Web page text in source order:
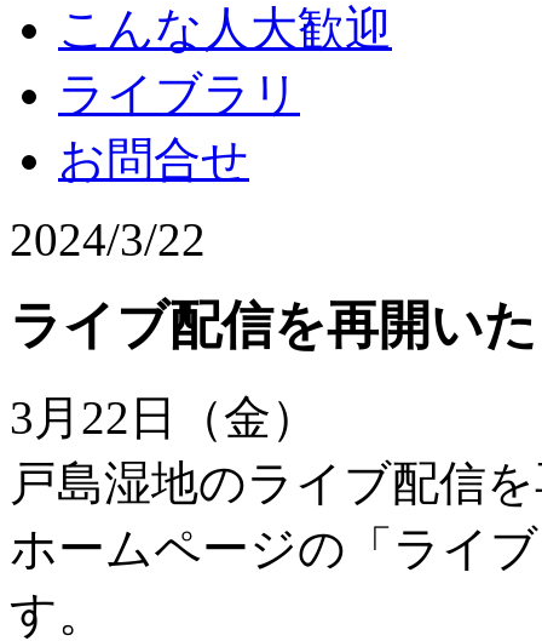
こんな人大歓迎
ライブラリ
お問合せ
2024/3/22
ライブ配信を再開い
3月22日（金）
戸島湿地のライブ配信
ホームページの「ライ
す。